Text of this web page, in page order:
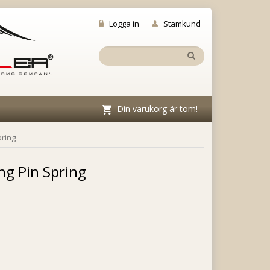
Logga in Stamkund
Din varukorg är tom!
Pin Spring